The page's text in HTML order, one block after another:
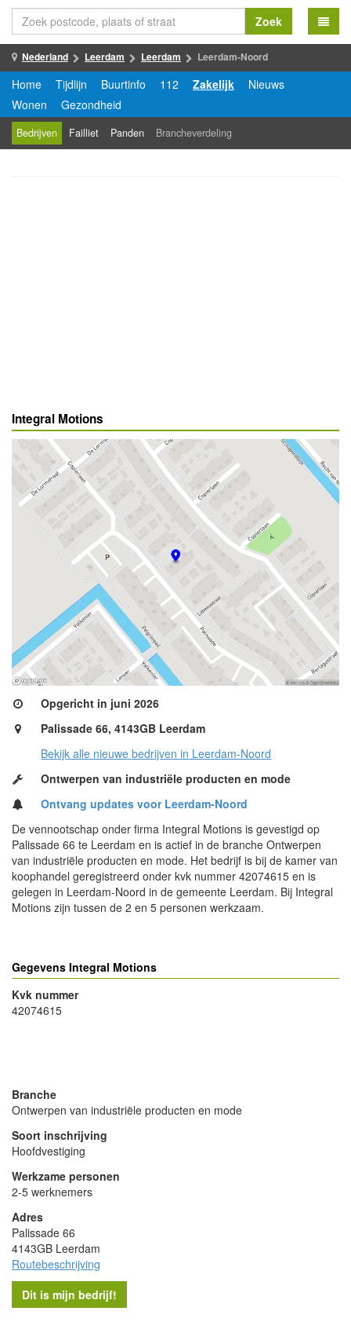
Zoek
Nederland Leerdam Leerdam Leerdam-Noord
Home Tijdlijn Buurtinfo 112 Zakelijk
Nieuws
Wonen
Gezondheid
Bedrijven Failliet Panden Brancheverdeling
Integral Motions
Opgericht in juni 2026
Palissade 66, 4143GB Leerdam
Bekijk alle nieuwe bedrijven in Leerdam-Noord
Ontwerpen van industriële producten en mode
Ontvang updates voor Leerdam-Noord
De vennootschap onder firma Integral Motions is gevestigd op
Palissade 66 te Leerdam en is actief in de branche Ontwerpen
van industriële producten en mode. Het bedrijf is bij de kamer van
koophandel geregistreerd onder kvk nummer 42074615 en is
gelegen in Leerdam-Noord in de gemeente Leerdam. Bij Integral
Motions zijn tussen de 2 en 5 personen werkzaam.
Gegevens Integral Motions
Kvk nummer
42074615
Branche
Ontwerpen van industriële producten en mode
Soort inschrijving
Hoofdvestiging
Werkzame personen
2-5 werknemers
Adres
Palissade 66
4143GB Leerdam
Routebeschrijving